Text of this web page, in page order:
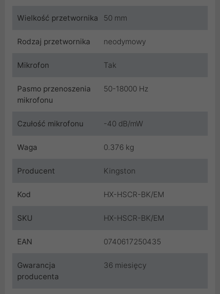
Wielkość przetwornika 50 mm
Rodzaj przetwornika neodymowy
Mikrofon Tak
Pasmo przenoszenia
mikrofonu
50-18000 Hz
Czułość mikrofonu -40 dB/mW
Waga 0.376 kg
Producent Kingston
Kod HX-HSCR-BK/EM
SKU HX-HSCR-BK/EM
EAN 0740617250435
Gwarancja
producenta
36 miesięcy